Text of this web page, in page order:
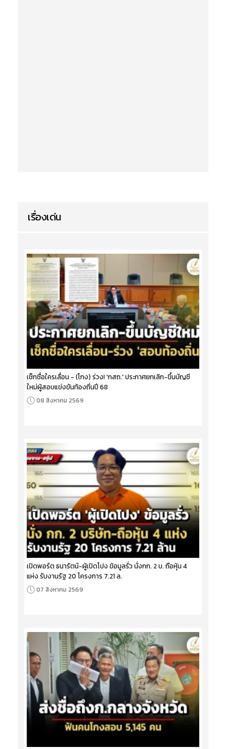
เรื่องเด่น
เช็กชื่อใครเลื่อน - (โกง) ร่วง! 'กสถ.' ประกาศยกเลิก-ขึ้นบัญชี
ใหม่ผู้สอบแข่งขันท้องถิ่นปี 68
08 สิงหาคม 2569
เปิดพอร์ต ธนารัตน์-ผู้เปิดโปง ข้อมูลรั่ว นั่งกก. 2 บ. ถือหุ้น 4
แห่ง รับงานรัฐ 20 โครงการ 7.21 ล.
07 สิงหาคม 2569